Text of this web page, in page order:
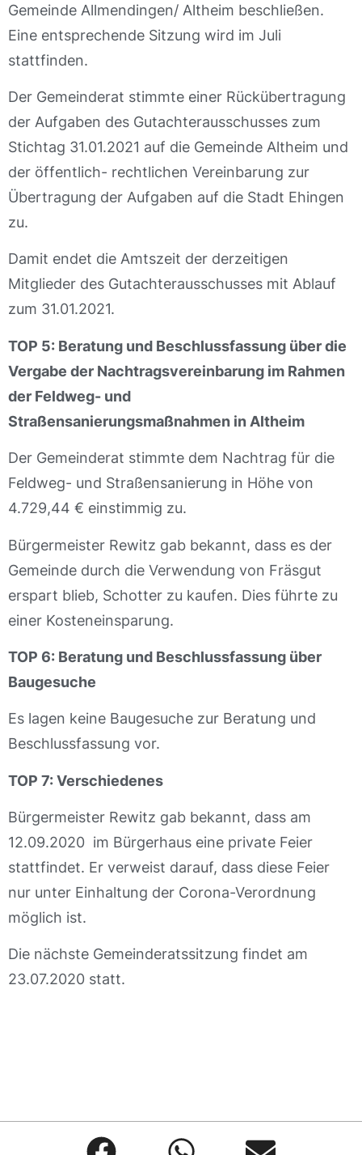
Gemeinde Allmendingen/ Altheim beschließen.
Eine entsprechende Sitzung wird im Juli
stattfinden.
Der Gemeinderat stimmte einer Rückübertragung
der Aufgaben des Gutachterausschusses zum
Stichtag 31.01.2021 auf die Gemeinde Altheim und
der öffentlich- rechtlichen Vereinbarung zur
Übertragung der Aufgaben auf die Stadt Ehingen
zu.
Damit endet die Amtszeit der derzeitigen
Mitglieder des Gutachterausschusses mit Ablauf
zum 31.01.2021.
TOP 5: Beratung und Beschlussfassung über die
Vergabe der Nachtragsvereinbarung im Rahmen
der Feldweg- und
Straßensanierungsmaßnahmen in Altheim
Der Gemeinderat stimmte dem Nachtrag für die
Feldweg- und Straßensanierung in Höhe von
4.729,44 € einstimmig zu.
Bürgermeister Rewitz gab bekannt, dass es der
Gemeinde durch die Verwendung von Fräsgut
erspart blieb, Schotter zu kaufen. Dies führte zu
einer Kosteneinsparung.
TOP 6: Beratung und Beschlussfassung über
Baugesuche
Es lagen keine Baugesuche zur Beratung und
Beschlussfassung vor.
TOP 7: Verschiedenes
Bürgermeister Rewitz gab bekannt, dass am
12.09.2020 im Bürgerhaus eine private Feier
stattfindet. Er verweist darauf, dass diese Feier
nur unter Einhaltung der Corona-Verordnung
möglich ist.
Die nächste Gemeinderatssitzung findet am
23.07.2020 statt.